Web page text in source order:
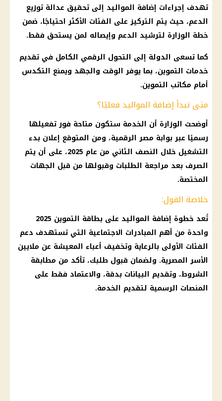
تهدف إجراءات إضافة المواليد إلى تحقيق عدالة توزيع
الدعم، حيث يتم التركيز على الفئات الأكثر احتياجًا، ضمن
خطة الوزارة لترشيد الدعم وإيصاله لمن يستحق فقط.
كما تسعى الدولة إلى التحول الرقمي الكامل في تقديم
خدمات التموين، بما يوفر الوقت والجهد ويمنع التكدس
أمام مكاتب التموين.
متى تبدأ إضافة المواليد فعليًا؟
أوضحت الوزارة أن الخدمة ستكون متاحة فور تفعيلها
رسميًا عبر بوابة مصر الرقمية، ومن المتوقع إعلان بدء
التشغيل خلال النصف الثاني من عام 2025، على أن يتم
الصرف بعد مراجعة الطلبات وقبولها من قبل الجهات
المختصة.
خلاصة القول:
تُعد خطوة إضافة المواليد على بطاقة التموين 2025
واحدة من أهم المبادرات الاجتماعية التي تستهدف دعم
الفئات الأولى بالرعاية وتخفيف أعباء المعيشة عن ملايين
الأسر المصرية. ولضمان قبول طلبك، تأكد من مطابقة
الشروط، وتقديم البيانات بدقة، والاعتماد فقط على
المنصات الرسمية لتقديم الخدمة.